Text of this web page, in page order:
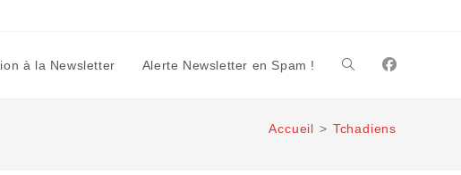
à la Newsletter Alerte Newsletter en Spam ! Toggle
website
Accueil > Tchadiens